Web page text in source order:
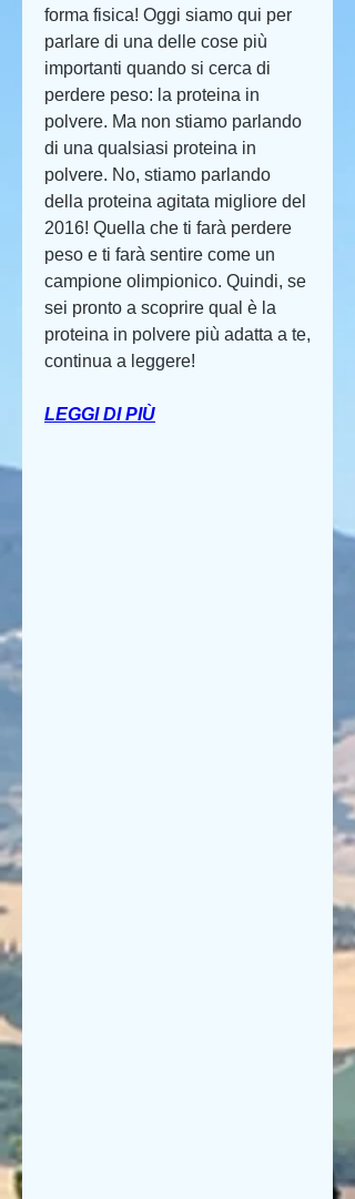
forma fisica! Oggi siamo qui per
parlare di una delle cose più
importanti quando si cerca di
perdere peso: la proteina in
polvere. Ma non stiamo parlando
di una qualsiasi proteina in
polvere. No, stiamo parlando
della proteina agitata migliore del
2016! Quella che ti farà perdere
peso e ti farà sentire come un
campione olimpionico. Quindi, se
sei pronto a scoprire qual è la
proteina in polvere più adatta a te,
continua a leggere!
LEGGI DI PIÙ